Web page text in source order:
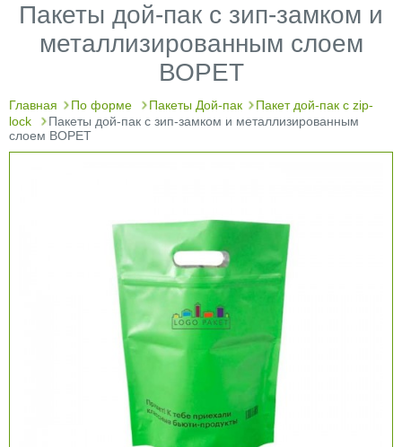
Пакеты дой-пак с зип-замком и
металлизированным слоем
ВОРЕТ
Главная По форме Пакеты Дой-пак
Пакет дой-пак с zip-
lock
Пакеты дой-пак с зип-замком и металлизированным
слоем ВОРЕТ